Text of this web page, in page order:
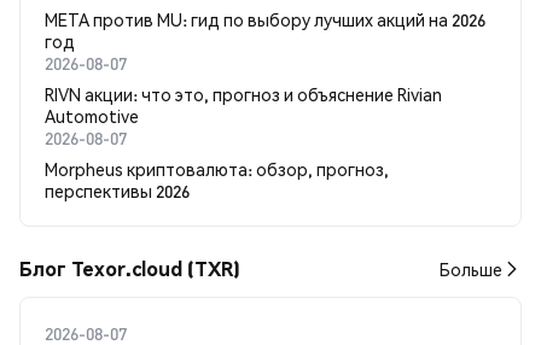
META против MU: гид по выбору лучших акций на 2026
год
2026-08-07
RIVN акции: что это, прогноз и объяснение Rivian
Automotive
2026-08-07
Morpheus криптовалюта: обзор, прогноз,
перспективы 2026
Блог Texor.cloud (TXR) Больше
2026-08-07